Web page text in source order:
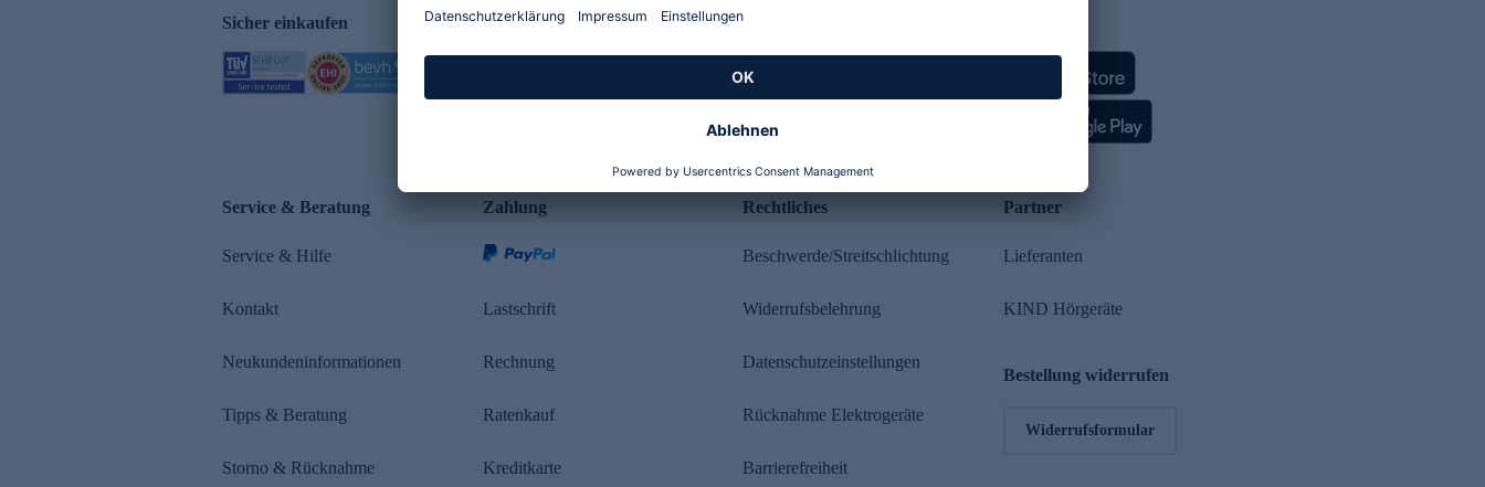
Sicher einkaufen Kundenbewertung
Service & Beratung
Service & Hilfe
Kontakt
Neukundeninformationen
Tipps & Beratung
Storno & Rücknahme
Zahlung
Lastschrift
Rechnung
Ratenkauf
Kreditkarte
Rechtliches
Beschwerde/Streitschlichtung
Widerrufsbelehrung
Datenschutzeinstellungen
Rücknahme Elektrogeräte
Barrierefreiheit
Partner
Lieferanten
KIND Hörgeräte
Bestellung widerrufen
Widerrufsformular